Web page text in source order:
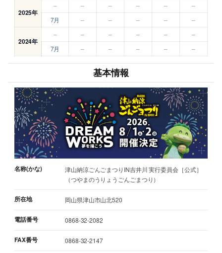
2025年
– – – – –
–
7月
– – – – –
2024年
– – – – –
–
7月
– – – – –
基本情報
名称(かな)
津山納涼ごんごまつりIN吉井川 実行委員会［公式］
（つやまのうりょうごんごまつり）
所在地 岡山県津山市山北520
電話番号 0868-32-2082
FAX番号 0868-32-2147